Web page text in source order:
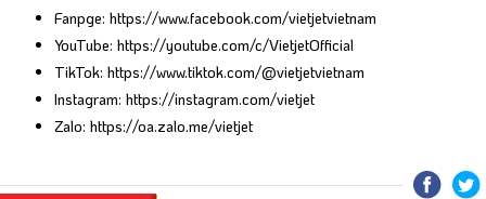
Fanpge: https://www.facebook.com/vietjetvietnam
YouTube: https://youtube.com/c/VietjetOfficial
TikTok: https://www.tiktok.com/@vietjetvietnam
Instagram: https://instagram.com/vietjet
Zalo: https://oa.zalo.me/vietjet